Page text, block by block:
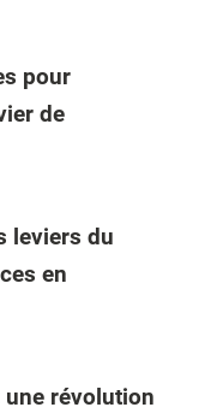
pour
de
leviers du
en
une révolution